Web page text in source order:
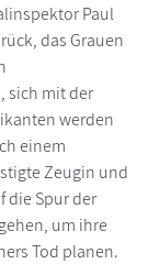
Paul
das Grauen
sich mit der
werden
einem
Zeugin und
die Spur der
um ihre
Tod planen.